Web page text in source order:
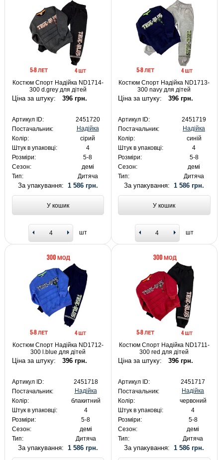
Костюм Спорт Надійка ND1714-
300 d.grey для дітей
Ціна за штуку: 396 грн.
Артикул ID:
2451720
Постачальник:
Надійка
Колір:
сірий
Штук в упаковці:
4
Розміри:
5-8
Сезон:
демі
Тип:
Дитяча
За упакування: 1 586 грн.
У кошик
шт
Костюм Спорт Надійка ND1713-
300 navy для дітей
Ціна за штуку: 396 грн.
Артикул ID:
2451719
Постачальник:
Надійка
Колір:
синій
Штук в упаковці:
4
Розміри:
5-8
Сезон:
демі
Тип:
Дитяча
За упакування:1 586 грн.
У кошик
шт
Костюм Спорт Надійка ND1712-
300 l.blue для дітей
Ціна за штуку: 396 грн.
Артикул ID:
2451718
Постачальник:
Надійка
Колір:
блакитний
Штук в упаковці:
4
Розміри:
5-8
Сезон:
демі
Тип:
Дитяча
За упакування: 1 586 грн.
Костюм Спорт Надійка ND1711-
300 red для дітей
Ціна за штуку: 396 грн.
Артикул ID:
2451717
Постачальник:
Надійка
Колір:
червоний
Штук в упаковці:
4
Розміри:
5-8
Сезон:
демі
Тип:
Дитяча
За упакування:1 586 грн.